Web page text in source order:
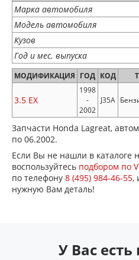
Марка автомобиля
Модель автомобиля
Кузов
Год и мес. выпуска
МОДИФИКАЦИЯ ГОД КОД
3.5 EX
1998
-
2002
J35A
Запчасти Honda Lagreat,
по 06.2002.
Если Вы не нашли в
воспользуйтесь подбором по
по телефону 8 (495) 984-46-55,
нужную Вам деталь!
У Вас